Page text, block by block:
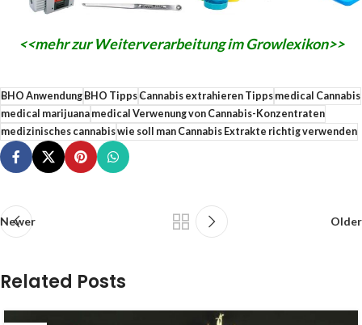
<<mehr zur Weiterverarbeitung im Growlexikon>>
BHO AnwendungBHO TippsCannabis extrahieren Tippsmedical Cannabis
medical marijuanamedical Verwenung von Cannabis-Konzentraten
medizinisches cannabiswie soll man Cannabis Extrakte richtig verwenden
Newer Older
Related Posts